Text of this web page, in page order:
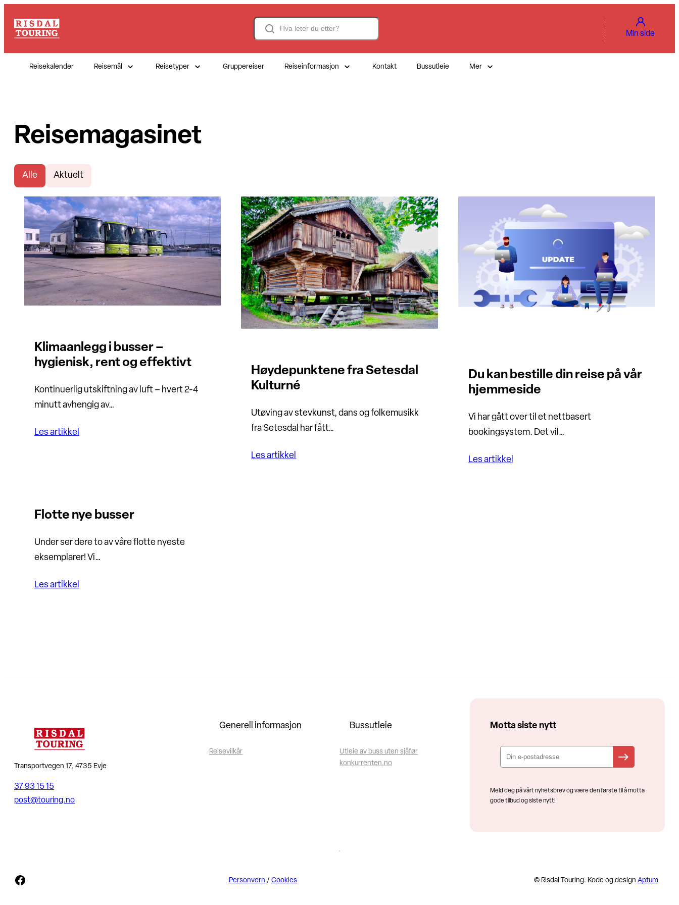
Search
Min side
Reisekalender Reisemål Reisetyper Gruppereiser Reiseinformasjon Kontakt Bussutleie Mer
Reisemagasinet
Alle Aktuelt
Klimaanlegg i busser –
hygienisk, rent og effektivt
Kontinuerlig utskiftning av luft – hvert 2-4
minutt avhengig av…
Les artikkel
Høydepunktene fra Setesdal
Kulturné
Utøving av stevkunst, dans og folkemusikk
fra Setesdal har fått…
Les artikkel
Du kan bestille din reise på vår
hjemmeside
Vi har gått over til et nettbasert
bookingsystem. Det vil…
Les artikkel
Flotte nye busser
Under ser dere to av våre flotte nyeste
eksemplarer! Vi…
Les artikkel
Transportvegen 17, 4735 Evje
37 93 15 15
post@touring.no
Generell informasjon
Reisevilkår
Bussutleie
Utleie av buss uten sjåfør
konkurrenten.no
Motta siste nytt
Meld deg på vårt nyhetsbrev og være den første til å motta
gode tilbud og siste nytt!
Facebook Personvern /Cookies © Risdal Touring. Kode og designAptum